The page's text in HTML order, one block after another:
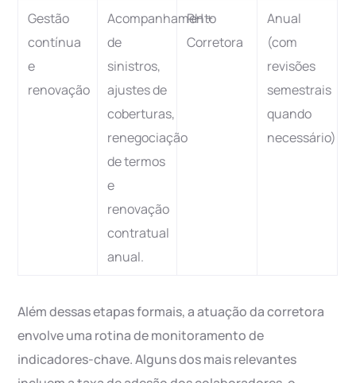
Gestão
contínua
e
renovação
Acompanhamento
de
sinistros,
ajustes de
coberturas,
renegociação
de termos
e
renovação
contratual
anual.
RH +
Corretora
Anual
(com
revisões
semestrais
quando
necessário)
Além dessas etapas formais, a atuação da corretora
envolve uma rotina de monitoramento de
indicadores-chave. Alguns dos mais relevantes